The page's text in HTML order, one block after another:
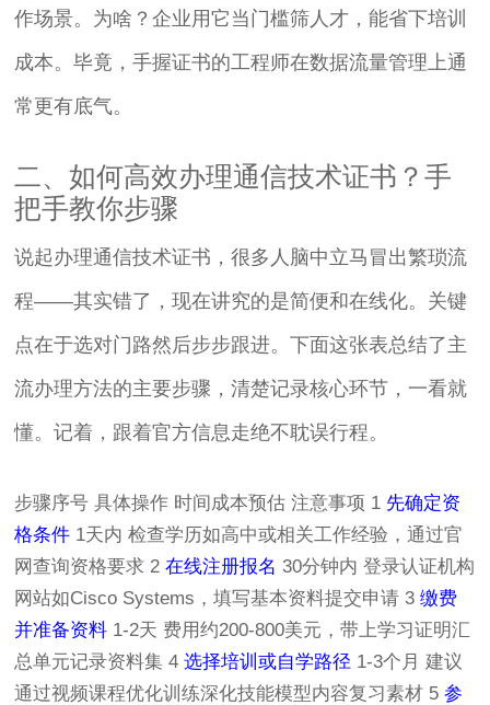
作场景。为啥？企业用它当门槛筛人才，能省下培训
成本。毕竟，手握证书的工程师在数据流量管理上通
常更有底气。
二、如何高效办理通信技术证书？手
把手教你步骤
说起办理通信技术证书，很多人脑中立马冒出繁琐流
程——其实错了，现在讲究的是简便和在线化。关键
点在于选对门路然后步步跟进。下面这张表总结了主
流办理方法的主要步骤，清楚记录核心环节，一看就
懂。记着，跟着官方信息走绝不耽误行程。
步骤序号 具体操作 时间成本预估 注意事项 1 先确定资
格条件 1天内 检查学历如高中或相关工作经验，通过官
网查询资格要求 2在线注册报名 30分钟内 登录认证机构
网站如Cisco Systems，填写基本资料提交申请 3缴费
并准备资料 1-2天 费用约200-800美元，带上学习证明汇
总单元记录资料集 4选择培训或自学路径 1-3个月 建议
通过视频课程优化训练深化技能模型内容复习素材 5参